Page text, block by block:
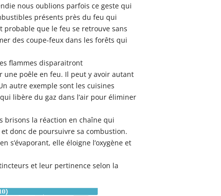
nous oublions parfois ce geste qui
présents près du feu qui
que le feu se retrouve sans
des coupe-feux dans les forêts qui
flammes disparaitront
une poêle en feu. Il peut y avoir autant
autre exemple sont les cuisines
libère du gaz dans l’air pour éliminer
brisons la réaction en chaîne qui
donc de poursuivre sa combustion.
s’évaporant, elle éloigne l’oxygène et
et leur pertinence selon la